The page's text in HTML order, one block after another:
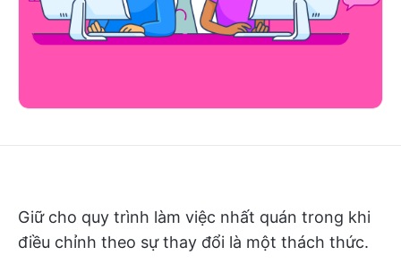
Giữ cho quy trình làm việc nhất quán trong khi
điều chỉnh theo sự thay đổi là một thách thức.